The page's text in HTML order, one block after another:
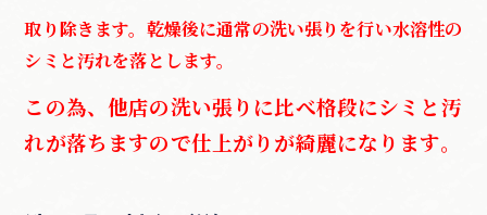
取り除きます。乾燥後に通常の洗い張りを行い水溶性の
シミと汚れを落とします。
この為、他店の洗い張りに比べ格段にシミと汚
れが落ちますので仕上がりが綺麗になります。